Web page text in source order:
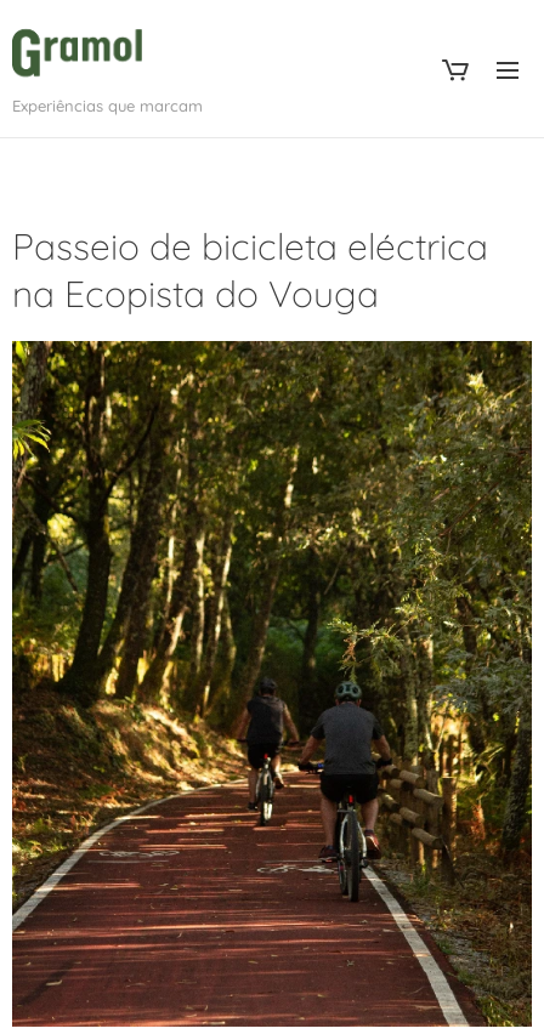
Experiências que marcam
Passeio de bicicleta eléctrica
na Ecopista do Vouga
Ponte Ferroviária de Vouzela